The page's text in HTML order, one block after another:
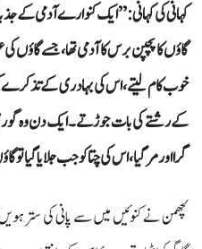
کہانی کی کہانی:’’ایک کنوارے آدمی کے
گاؤں کا پچپن برس کا آدمی تھا، جسے گاؤں
خوب کام لیتے، اس کی بہادری کے
کے رشتے کی بات جوڑتے۔ ایک دن وہ
گرا اور مر گیا، اس کی چتا کو جب جلایا
لچھمن نے کنوئیں میں سے پانی کی